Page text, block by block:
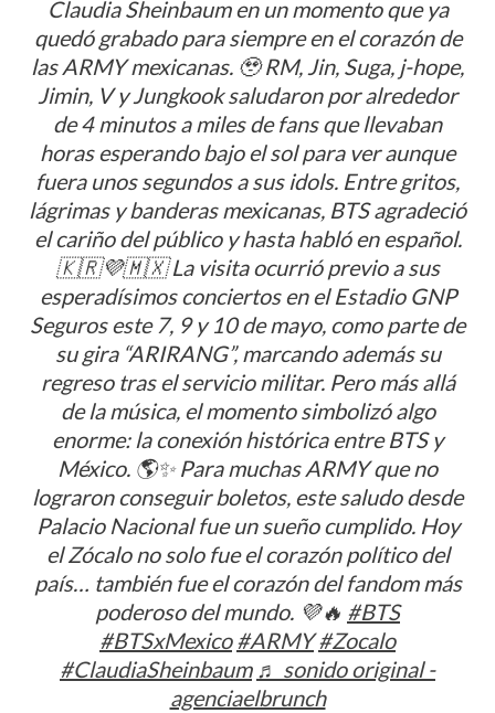
Claudia Sheinbaum en un momento que ya
quedó grabado para siempre en el corazón de
las ARMY mexicanas. 🥹 RM, Jin, Suga, j-hope,
Jimin, V y Jungkook saludaron por alrededor
de 4 minutos a miles de fans que llevaban
horas esperando bajo el sol para ver aunque
fuera unos segundos a sus idols. Entre gritos,
lágrimas y banderas mexicanas, BTS agradeció
el cariño del público y hasta habló en español.
🇰🇷💜🇲🇽 La visita ocurrió previo a sus
esperadísimos conciertos en el Estadio GNP
Seguros este 7, 9 y 10 de mayo, como parte de
su gira “ARIRANG”, marcando además su
regreso tras el servicio militar. Pero más allá
de la música, el momento simbolizó algo
enorme: la conexión histórica entre BTS y
México. 🌎✨ Para muchas ARMY que no
lograron conseguir boletos, este saludo desde
Palacio Nacional fue un sueño cumplido. Hoy
el Zócalo no solo fue el corazón político del
país… también fue el corazón del fandom más
poderoso del mundo. 💜🔥 #BTS
#BTSxMexico #ARMY #Zocalo
#ClaudiaSheinbaum ♬ sonido original -
agenciaelbrunch